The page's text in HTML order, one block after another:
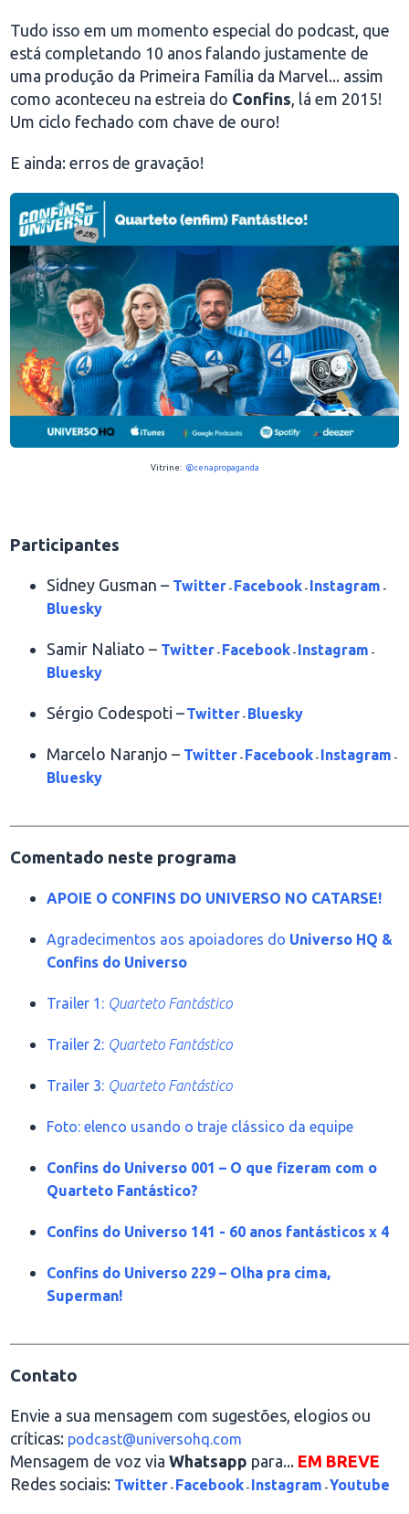
Tudo isso em um momento especial do podcast, que
está completando 10 anos falando justamente de
uma produção da Primeira Família da Marvel... assim
como aconteceu na estreia do Confins, lá em 2015!
Um ciclo fechado com chave de ouro!
E ainda: erros de gravação!
Vitrine: @cenapropaganda
Participantes
Sidney Gusman – Twitter - Facebook - Instagram -
Bluesky
Samir Naliato – Twitter - Facebook - Instagram -
Bluesky
Sérgio Codespoti –Twitter - Bluesky
Marcelo Naranjo – Twitter - Facebook - Instagram -
Bluesky
Comentado neste programa
APOIE O CONFINS DO UNIVERSO NO CATARSE!
Agradecimentos aos apoiadores do Universo HQ &
Confins do Universo
Trailer 1: Quarteto Fantástico
Trailer 2: Quarteto Fantástico
Trailer 3: Quarteto Fantástico
Foto: elenco usando o traje clássico da equipe
Confins do Universo 001 – O que fizeram com o
Quarteto Fantástico?
Confins do Universo 141 - 60 anos fantásticos x 4
Confins do Universo 229 – Olha pra cima,
Superman!
Contato
Envie a sua mensagem com sugestões, elogios ou
críticas: podcast@universohq.com
Mensagem de voz viaWhatsapp para... EM BREVE
Redes sociais: Twitter - Facebook - Instagram - Youtube